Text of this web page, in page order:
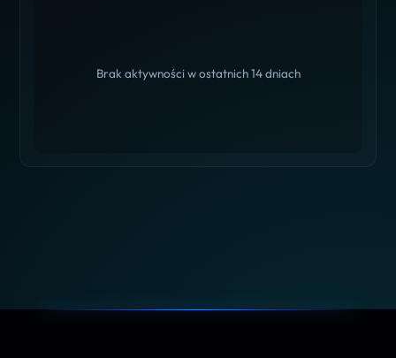
Brak aktywności w ostatnich 14 dniach